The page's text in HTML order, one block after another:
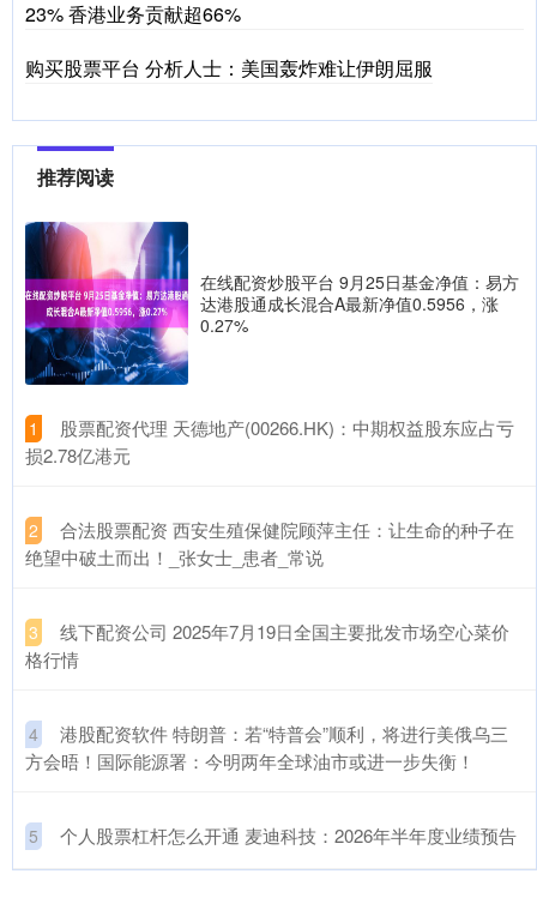
23% 香港业务贡献超66%
购买股票平台 分析人士：美国轰炸难让伊朗屈服
推荐阅读
在线配资炒股平台 9月25日基金净值：易方
达港股通成长混合A最新净值0.5956，涨
0.27%
1
​股票配资代理 天德地产(00266.HK)：中期权益股东应占亏
损2.78亿港元
2
​合法股票配资 西安生殖保健院顾萍主任：让生命的种子在
绝望中破土而出！_张女士_患者_常说
3
​线下配资公司 2025年7月19日全国主要批发市场空心菜价
格行情
4
​港股配资软件 特朗普：若“特普会”顺利，将进行美俄乌三
方会晤！国际能源署：今明两年全球油市或进一步失衡！
5 ​个人股票杠杆怎么开通 麦迪科技：2026年半年度业绩预告